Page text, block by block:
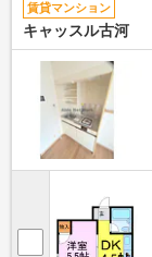
賃貸マンション
キャッスル古河